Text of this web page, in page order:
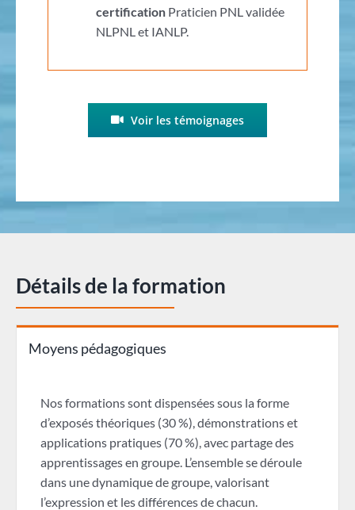
certificationPraticien PNL validée
NLPNL et IANLP.
Voir les témoignages
Détails de la formation
Moyens pédagogiques
Nos formations sont dispensées sous la forme
d’exposés théoriques (30 %), démonstrations et
applications pratiques (70 %), avec partage des
apprentissages en groupe. L’ensemble se déroule
dans une dynamique de groupe, valorisant
l’expression et les différences de chacun.